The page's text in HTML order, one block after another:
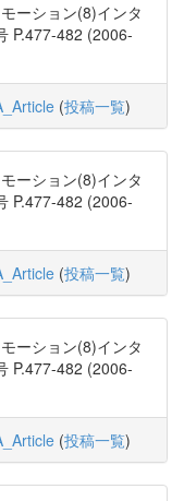
ーション(8)インタ
P.477-482 (2006-
(投稿一覧)
ーション(8)インタ
P.477-482 (2006-
(投稿一覧)
ーション(8)インタ
P.477-482 (2006-
(投稿一覧)